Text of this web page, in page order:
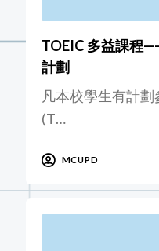
TOEIC 多益課程
計劃
凡本校學生有計劃
(T…
MCUPD